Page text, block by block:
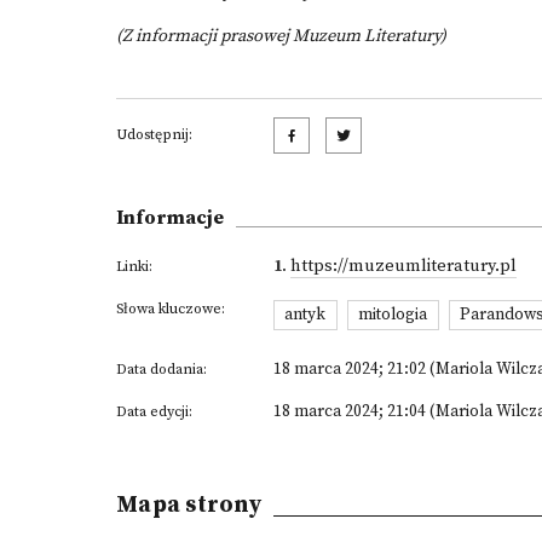
(Z informacji prasowej Muzeum Literatury)
Udostępnij:
Informacje
Linki: 1. https://muzeumliteratury.pl
Słowa kluczowe: antyk mitologia
Data dodania: 18 marca 2024; 21:02 (Mariola
Data edycji: 18 marca 2024; 21:04 (Mariola
Mapa strony